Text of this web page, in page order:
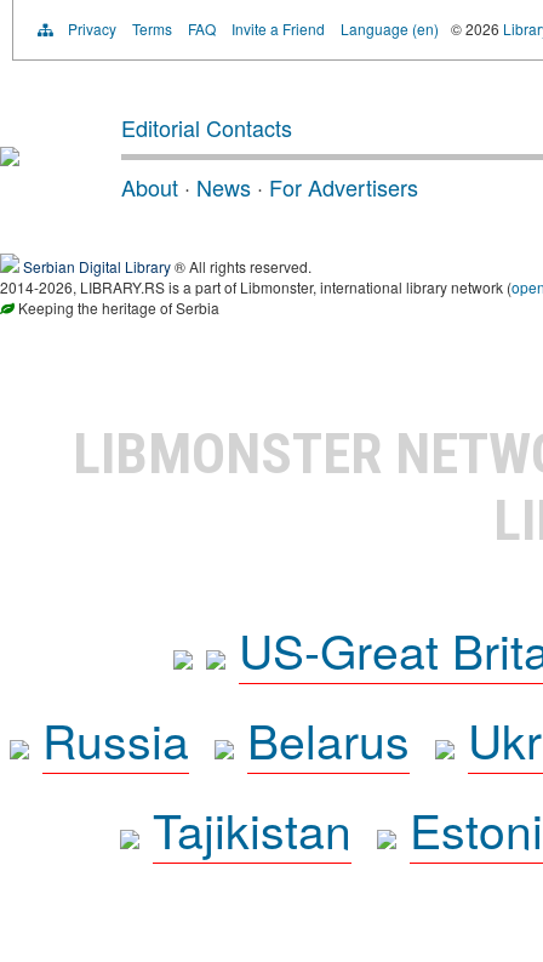
Privacy Terms FAQ Invite a Friend Language (en) © 2026
Editorial Contacts
About · News · For Advertisers
Serbian Digital Library® All rights reserved.
2014-2026, LIBRARY.RS is a part of Libmonster, international library network (
Keeping the heritage of Serbia
LIBMONSTER
US-Great
Russia
Belarus
Tajikistan